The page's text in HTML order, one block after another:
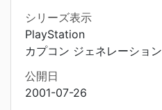
シリーズ表示
PlayStation
カプコン ジェネレーショ
公開日
2001-07-26